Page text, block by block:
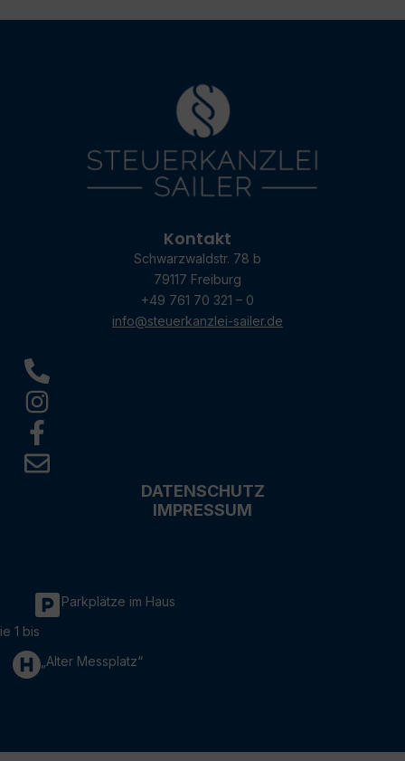
Kontakt
Schwarzwaldstr. 78 b
79117 Freiburg
+49 761 70 321 – 0
info@steuerkanzlei-sailer.de
DATENSCHUTZ
IMPRESSUM
Parkplätze im Haus
1 bis
„Alter Messplatz“